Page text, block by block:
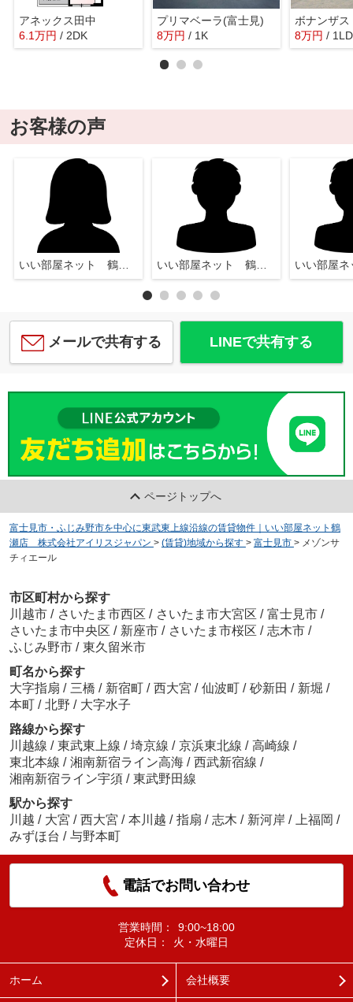
アネックス田中
6.1万円 / 2DK
プリマベーラ(富士見)
8万円 / 1K
ボナンザス
8万円 /
お客様の声
いい部屋ネット 鶴瀬店 いい部屋ネット 鶴瀬店
メールで共有する LINEで共有する
ページトップへ
富士見市・ふじみ野市を中心に東武東上線沿線の賃貸物件｜いい部屋ネット鶴
瀬店 株式会社アイリスジャパン > (賃貸)地域から探す > 富士見市 > メゾンサ
チィエール
市区町村から探す
川越市 / さいたま市西区 / さいたま市大宮区 / 富士見市 /
さいたま市中央区 / 新座市 / さいたま市桜区 / 志木市 /
ふじみ野市 / 東久留米市
町名から探す
大字指扇 / 三橋 / 新宿町 / 西大宮 / 仙波町 / 砂新田 / 新堀 /
本町 / 北野 / 大字水子
路線から探す
川越線 / 東武東上線 / 埼京線 / 京浜東北線 / 高崎線 /
東北本線 / 湘南新宿ライン高海 / 西武新宿線 /
湘南新宿ライン宇須 / 東武野田線
駅から探す
川越 / 大宮 / 西大宮 / 本川越 / 指扇 / 志木 / 新河岸 / 上福岡 /
みずほ台 / 与野本町
電話でお問い合わせ
営業時間：
9:00~18:00
定休日：
火・水曜日
ホーム 会社概要